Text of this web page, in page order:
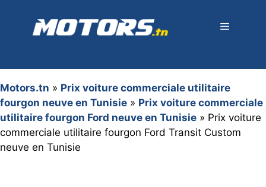
contenu
Motors.tn » Prix voiture commerciale utilitaire
fourgon neuve en Tunisie » Prix voiture commerciale
utilitaire fourgon Ford neuve en Tunisie » Prix voiture
commerciale utilitaire fourgon Ford Transit Custom
neuve en Tunisie